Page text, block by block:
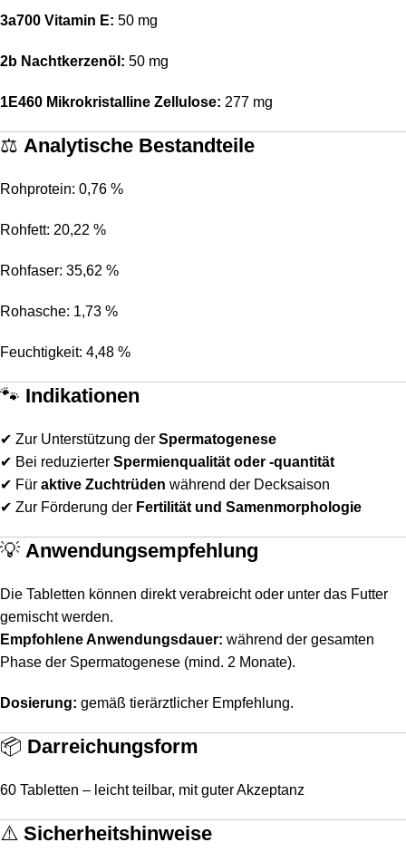
3a700 Vitamin E: 50 mg
2b Nachtkerzenöl: 50 mg
1E460 Mikrokristalline Zellulose: 277 mg
⚖️ Analytische Bestandteile
Rohprotein: 0,76 %
Rohfett: 20,22 %
Rohfaser: 35,62 %
Rohasche: 1,73 %
Feuchtigkeit: 4,48 %
🐾 Indikationen
✔ Zur Unterstützung der Spermatogenese
✔ Bei reduzierter Spermienqualität oder -quantität
✔ Für aktive Zuchtrüden während der Decksaison
✔ Zur Förderung der Fertilität und Samenmorphologie
💡 Anwendungsempfehlung
Die Tabletten können direkt verabreicht oder unter das Futter
gemischt werden.
Empfohlene Anwendungsdauer: während der gesamten
Phase der Spermatogenese (mind. 2 Monate).
Dosierung: gemäß tierärztlicher Empfehlung.
📦 Darreichungsform
60 Tabletten – leicht teilbar, mit guter Akzeptanz
⚠️ Sicherheitshinweise